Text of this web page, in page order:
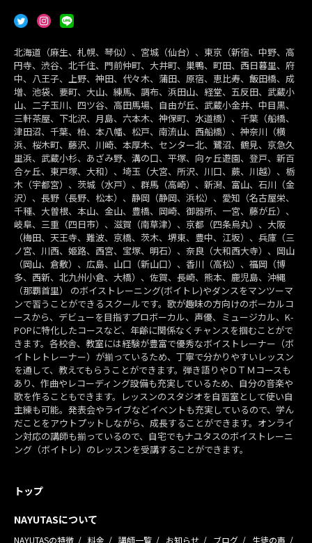
北海道（麻生、札幌、琴似）、宮城（仙台）、東京（新宿、中野、高
円寺、渋谷、北千住、門前仲町、大井町、巣鴨、町田、西日暮里、府
中、八王子、上野、神田、代々木、蒲田、原宿、恵比寿、飯田橋、成
増、池袋、要町、大山、練馬、調布、浜田山、経堂、五反田、武蔵小
山、二子玉川、四ツ谷、高田馬場、自由が丘、武蔵小金井、中目黒、
三軒茶屋、下北沢、月島、六本木、神保町、水道橋）、千葉（船橋、
津田沼、千葉、柏、本八幡、松戸、南流山、西船橋）、神奈川（横
浜、桜木町、藤沢、川崎、本厚木、センター北、鷺沼、鶴見、京急久
里浜、武蔵小杉、あざみ野、溝の口、平塚、向ヶ丘遊園、登戸、新百
合ヶ丘、東戸塚、大和）、埼玉（大宮、所沢、川口、蕨、川越）、栃
木（宇都宮）、茨城（水戸）、群馬（高崎）、新潟、富山、石川（金
沢）、長野（長野、松本）、静岡（静岡、浜松）、愛知（名古屋栄、
千種、大曽根、本山、金山、豊橋、岡崎、御器所、一宮、藤が丘）、
岐阜、三重（四日市）、滋賀（南草津）、京都（四条烏丸）、大阪
（梅田、天王寺、難波、京橋、茨木、堺東、豊中、江坂）、兵庫（三
ノ宮、川西、姫路、西宮、宝塚、明石）、奈良（大和西大寺）、岡山
（岡山、倉敷）、広島、山口（新山口）、香川（高松）、福岡（博
多、西新、北九州小倉、大橋）、佐賀、長崎、熊本、鹿児島、沖縄
（那覇首里） のボイストレーニング(ボイトレ)やダンスをマンツーマ
ンで習うことができるスクールです。歌が趣味の方向けのボーカルコ
ースから、デビューを目指すプロボーカル、声優、ミュージカル、K-
POPに特化したコースなど、年齢に関係なくチャンスを掴むことがで
きます。各校舎、教室には経験が豊富で優秀なボイストレーナー（ボ
イトレトレーナー）が揃っているため、丁寧で分かりやすいレッスン
を通して、教えてもらうことができます。弾き語りやＤＴＭコースも
あり、作曲やレコーディング設備も充実しているため、自分の音楽や
歌を作ることもできます。レッスンのスタジオを自習室として使い自
主練も可能。発表会やライブなどイベントも充実しているので、学ん
だことをアウトプットしながら、成長することができます。オンライ
ン対応の講師も揃っているので、自宅でもナユタスのボイストレーニ
ング（ボイトレ）のレッスンを受講することができます。
トップ
NAYUTASについて
NAYUTASの特徴 料金 講師一覧 お知らせ ブログ
生徒の声